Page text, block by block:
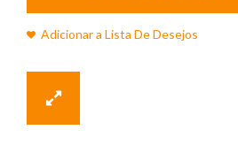
Adicionar a Lista De Desejos